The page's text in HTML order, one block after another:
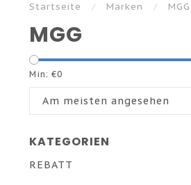
Startseite / Marken / MGG
MGG
Min: €0
Am meisten angesehen
KATEGORIEN
REBATT